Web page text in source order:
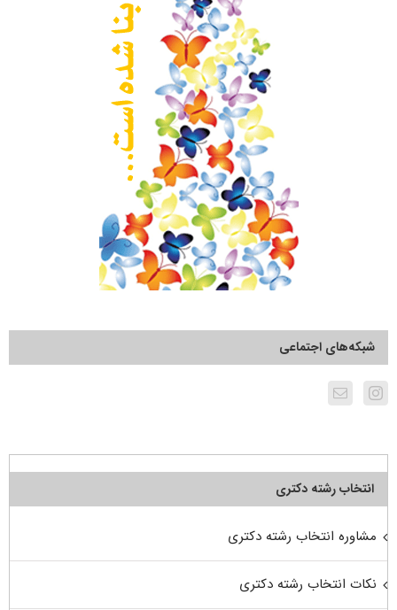
شبکه‌های اجتماعی
انتخاب رشته دکتری
مشاوره انتخاب رشته دکتری
نکات انتخاب رشته دکتری